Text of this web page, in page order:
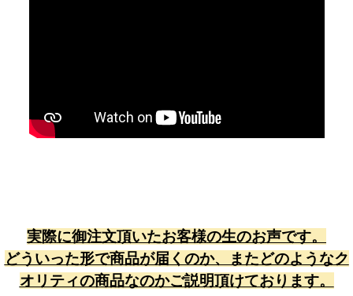
実際に御注文頂いたお客様の生のお声です。
どういった形で商品が届くのか、またどのようなク
オリティの商品なのかご説明頂けております。